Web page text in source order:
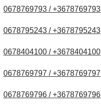
0678769793 / +3678769793
0678795243 / +3678795243
0678404100 / +3678404100
0678769797 / +3678769797
0678769796 / +3678769796